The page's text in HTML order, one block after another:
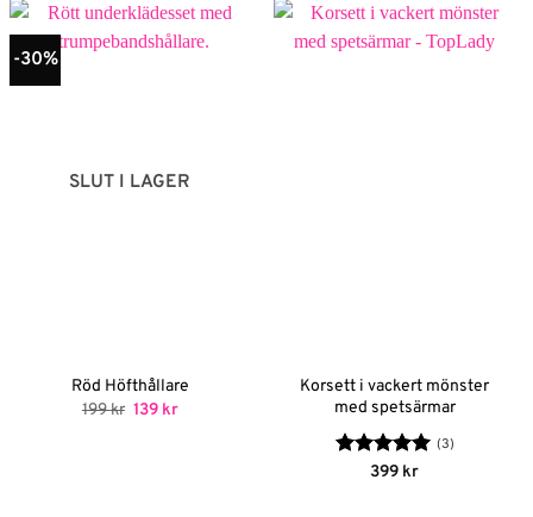
-30%
SLUT I LAGER
Röd Höfthållare
199kr Det
139 krDet
Korsett i vackert mönster
med spetsärmar
Betygsatt5
(3)
399 kr